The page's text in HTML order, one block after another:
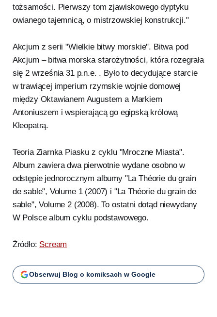
tożsamości. Pierwszy tom zjawiskowego dyptyku
owianego tajemnicą, o mistrzowskiej konstrukcji."
Akcjum z serii "Wielkie bitwy morskie". Bitwa pod
Akcjum – bitwa morska starożytności, która rozegrała
się 2 września 31 p.n.e. . Było to decydujące starcie
w trawiącej imperium rzymskie wojnie domowej
między Oktawianem Augustem a Markiem
Antoniuszem i wspierającą go egipską królową
Kleopatrą.
Teoria Ziarnka Piasku z cyklu "Mroczne Miasta".
Album zawiera dwa pierwotnie wydane osobno w
odstępie jednorocznym albumy "La Théorie du grain
de sable", Volume 1 (2007) i "La Théorie du grain de
sable", Volume 2 (2008). To ostatni dotąd niewydany
W Polsce album cyklu podstawowego.
Źródło: Scream
Obserwuj Blog o komiksach w Google